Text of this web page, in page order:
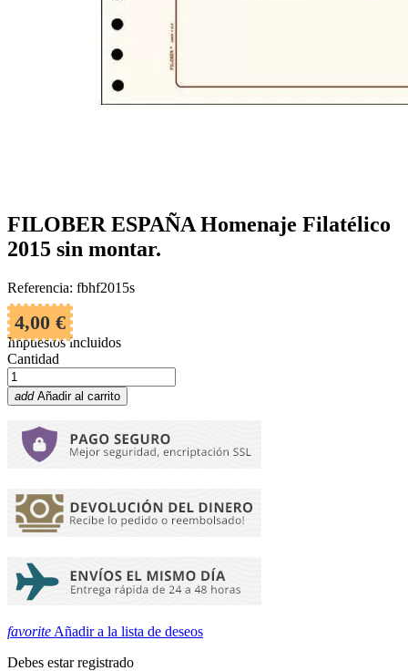
FILOBER ESPAÑA Homenaje Filatélico
2015 sin montar.
Referencia: fbhf2015s
4,00 €
Impuestos incluidos
Cantidad
add Añadir al carrito
favorite Añadir a la lista de deseos
Debes estar registrado